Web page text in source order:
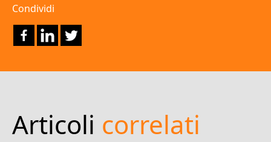
Condividi
Articoli correlati